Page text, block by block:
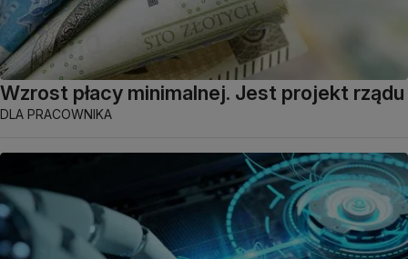
Wzrost płacy minimalnej. Jest projekt rządu
DLA PRACOWNIKA